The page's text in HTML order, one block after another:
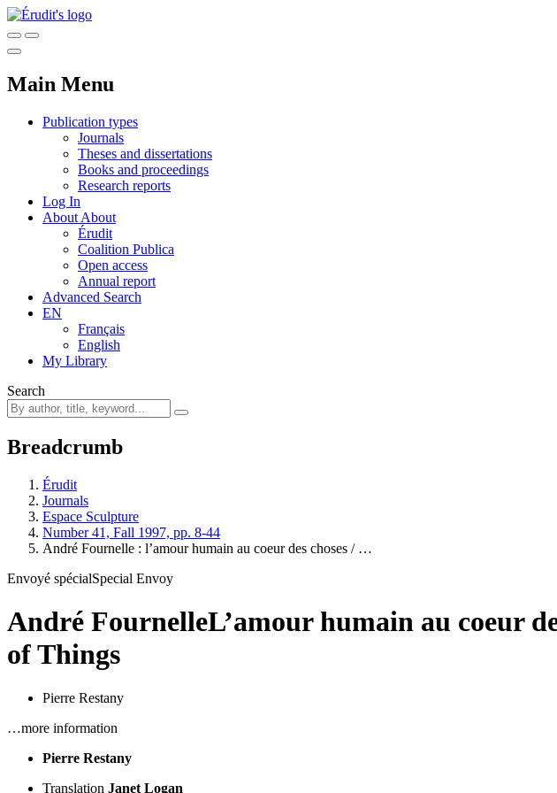
Main Menu
Publication types
Journals
Theses and dissertations
Books and proceedings
Research reports
Log In
About About
Érudit
Coalition Publica
Open access
Annual report
Advanced Search
EN
Français
English
My Library
Search
Breadcrumb
Érudit
Journals
Espace Sculpture
Number 41, Fall 1997, pp. 8-44
André Fournelle : l’amour humain au coeur des choses / …
Envoyé spécialSpecial Envoy
André FournelleL’amour humain au coeur
of Things
Pierre Restany
…more information
Pierre Restany
Translation Janet Logan